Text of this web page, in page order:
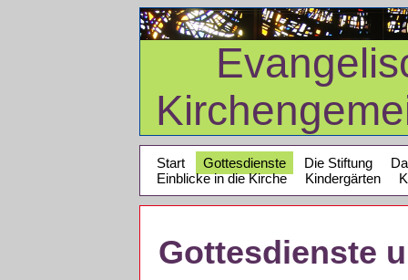
Start Gottesdienste Die Stiftung
Einblicke in die Kirche
Kindergärten
Gottesdienste